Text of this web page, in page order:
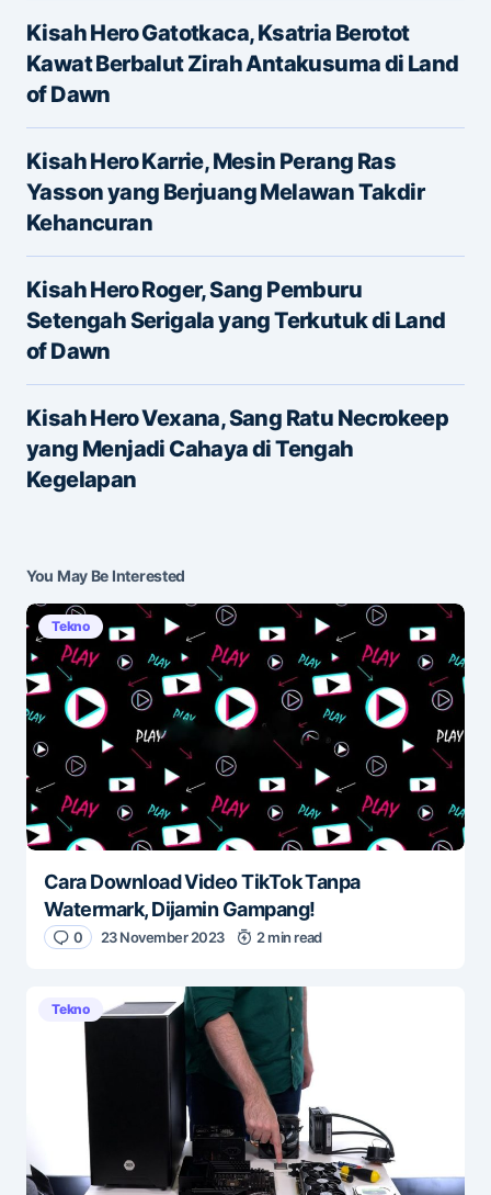
Message*
E-mail
Save my name and e-mail in this browser for the
next time I comment.
Kisah Hero Gatotkaca, Ksatria Berotot
Kawat Berbalut Zirah Antakusuma di Land
of Dawn
Kisah Hero Karrie, Mesin Perang Ras
Yasson yang Berjuang Melawan Takdir
Kehancuran
Kisah Hero Roger, Sang Pemburu
Setengah Serigala yang Terkutuk di Land
of Dawn
Kisah Hero Vexana, Sang Ratu Necrokeep
yang Menjadi Cahaya di Tengah
Kegelapan
You May Be Interested
Tekno
Cara Download Video TikTok Tanpa
Watermark, Dijamin Gampang!
0 23 November 2023 2 min read
Tekno